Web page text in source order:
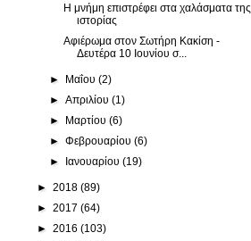
Η μνήμη επιστρέφει στα χαλάσματα της
ιστορίας
Αφιέρωμα στον Σωτήρη Κακίση -
Δευτέρα 10 Ιουνίου σ...
► Μαΐου(2)
►Απριλίου(1)
► Μαρτίου(6)
►Φεβρουαρίου(6)
► Ιανουαρίου(19)
► 2018 (89)
► 2017 (64)
► 2016 (103)